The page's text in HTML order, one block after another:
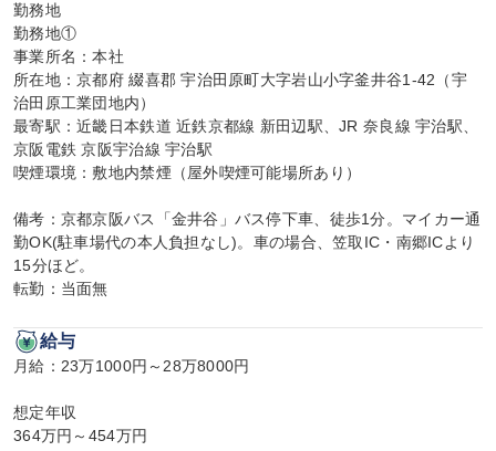
勤務地
勤務地①
事業所名：本社
所在地：京都府 綴喜郡 宇治田原町大字岩山小字釜井谷1-42（宇
治田原工業団地内）
最寄駅：近畿日本鉄道 近鉄京都線 新田辺駅、JR 奈良線 宇治駅、
京阪電鉄 京阪宇治線 宇治駅
喫煙環境：敷地内禁煙（屋外喫煙可能場所あり）
備考：京都京阪バス「金井谷」バス停下車、徒歩1分。マイカー通
勤OK(駐車場代の本人負担なし)。車の場合、笠取IC・南郷ICより
15分ほど。
転勤：当面無
給与
月給：23万1000円～28万8000円
想定年収
364万円～454万円